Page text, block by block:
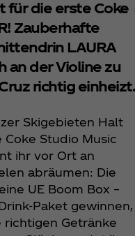
für die erste Coke
Zauberhafte
LAURA
an der Violine zu
richtig einheizt.
Skigebieten Halt
Studio Music
ihr vor Ort an
abräumen: Die
UE Boom Box –
Paket gewinnen,
Getränke